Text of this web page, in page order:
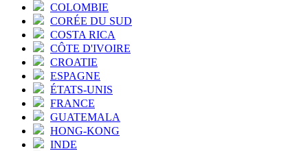
COLOMBIE
CORÉE DU SUD
COSTA RICA
CÔTE D'IVOIRE
CROATIE
ESPAGNE
ÉTATS-UNIS
FRANCE
GUATEMALA
HONG-KONG
INDE